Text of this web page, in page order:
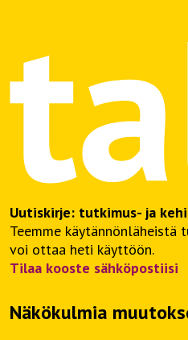
Uutiskirje: tutkimus- ja
Teemme
voi ottaa heti käyttöön.
Tilaa kooste sähköpostiisi
Näkökulmia